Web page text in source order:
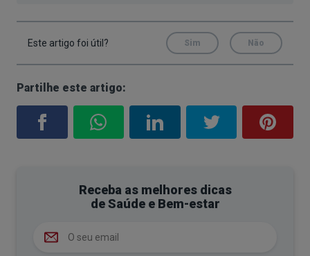
humor e/ou perda de interesse/prazer, com
impacto no funcionamento diário.
Sintomas de depressão
Os sintomas de depressão variam, mas,
frequentemente, incluem:
Tristeza persistente, vazio ou irritabilidade;
Alterações do sono (insónias ou dormir em
Alterações do apetite/peso;
Este artigo foi útil? Sim Não
Partilhe este artigo:
Receba as melhores dicas
de Saúde e Bem-estar